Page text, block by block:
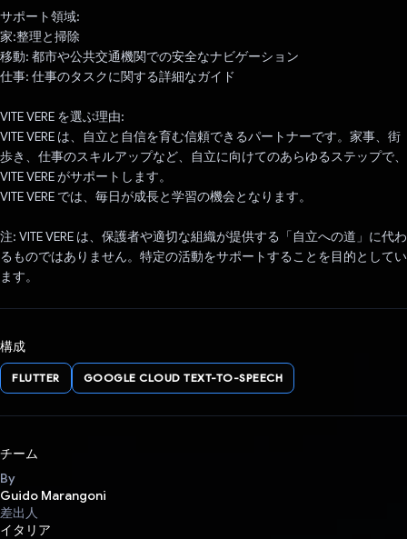
サポート領域:
家:整理と掃除
移動: 都市や公共交通機関での安全なナビゲーション
仕事: 仕事のタスクに関する詳細なガイド
VITE VERE を選ぶ理由:
VITE VERE は、自立と自信を育む信頼できるパートナーです。家事、街
歩き、仕事のスキルアップなど、自立に向けてのあらゆるステップで、
VITE VERE がサポートします。
VITE VERE では、毎日が成長と学習の機会となります。
注: VITE VERE は、保護者や適切な組織が提供する「自立への道」に代わ
るものではありません。特定の活動をサポートすることを目的としてい
ます。
構成
FLUTTER GOOGLE CLOUD TEXT-TO-SPEECH
チーム
By
Guido Marangoni
差出人
イタリア